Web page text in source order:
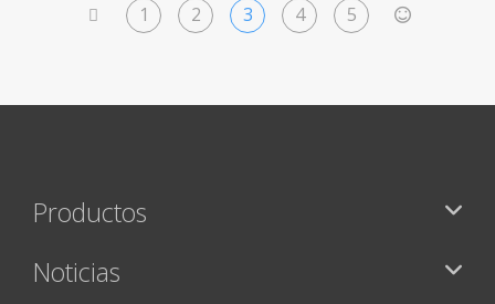
1 2 3 4 5
Productos
Noticias